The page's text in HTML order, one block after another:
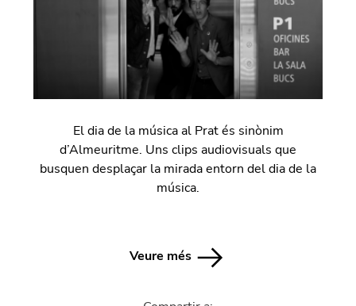
El dia de la música al Prat és sinònim
d’Almeuritme. Uns clips audiovisuals que
busquen desplaçar la mirada entorn del dia de la
música.
Veure més